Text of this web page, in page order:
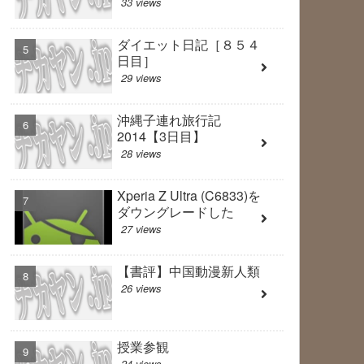
ダイエット日記［８５４
日目］
29 views
沖縄子連れ旅行記
2014【3日目】
28 views
Xperia Z Ultra (C6833)を
ダウングレードした
27 views
【書評】中国動漫新人類
26 views
授業参観